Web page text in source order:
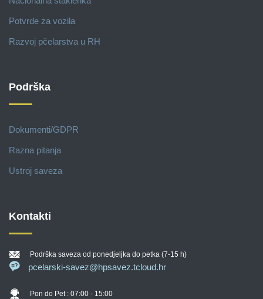
Potvrde za vozila
Razvoj pčelarstva u RH
Podrška
Dokumenti/GDPR
Razna pitanja
Ustroj saveza
Kontakti
Podrška saveza od ponedjeljka do petka (7-15 h)
pcelarski-savez@hpsavez.tcloud.hr
Pon do Pet : 07:00 - 15:00